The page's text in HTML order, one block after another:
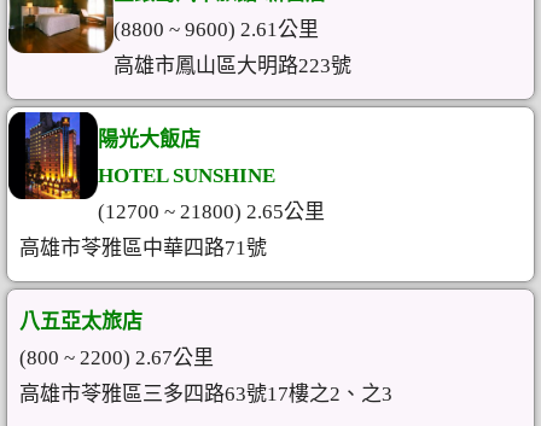
(8800 ~ 9600) 2.61公里
高雄市鳳山區大明路223號
陽光大飯店
HOTEL SUNSHINE
(12700 ~ 21800) 2.65公里
高雄市苓雅區中華四路71號
八五亞太旅店
(800 ~ 2200) 2.67公里
高雄市苓雅區三多四路63號17樓之2、之3